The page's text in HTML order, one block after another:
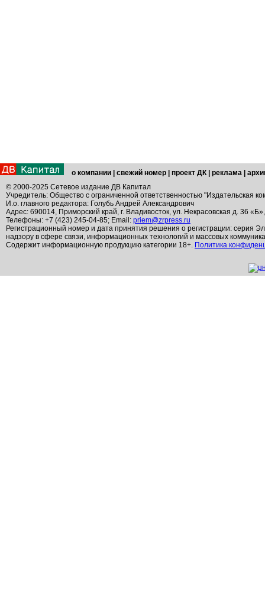
о компании свежий номер проект ДК реклама
© 2000-2025 Сетевое издание ДВ Капитал
Учредитель: Общество с ограниченной ответственностью "Издательская
И.о. главного редактора: Голубь Андрей Александрович
Адрес: 690014, Приморский край, г. Владивосток, ул. Некрасовская д. 36
Телефоны: +7 (423) 245-04-85; Email: priem@zrpress.ru
Регистрационный номер и дата принятия решения о регистрации: серия
надзору в сфере связи, информационных технологий и массовых
Содержит информационную продукцию категории 18+. Политика